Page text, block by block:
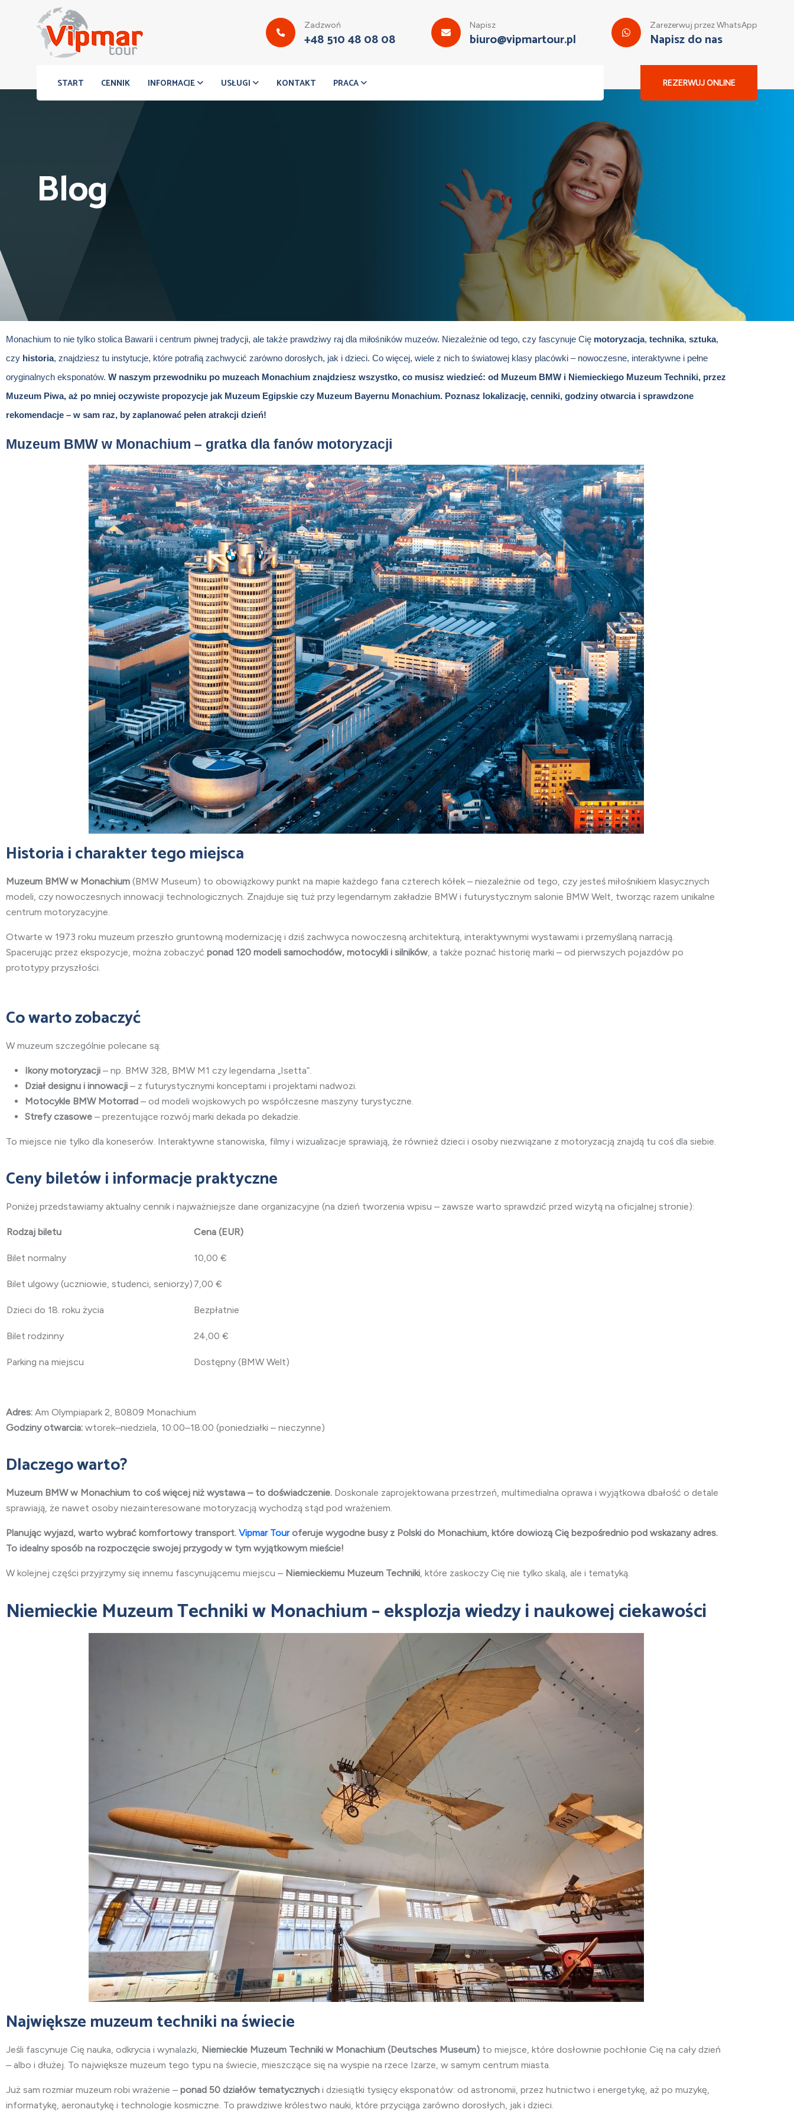
Zadzwoń
+48 510 48 08 08
Napisz
biuro@vipmartour.pl
Zarezerwuj przez WhatsApp
Napisz do nas
START CENNIK INFORMACJE USŁUGI KONTAKT PRACA REZERWUJ ONLINE
Blog
Monachium to nie tylko stolica Bawarii i centrum piwnej tradycji, ale także prawdziwy raj dla miłośników muzeów. Niezależnie od tego, czy fascynuje Cię motoryzacja, technika, sztuka,
czy historia, znajdziesz tu instytucje, które potrafią zachwycić zarówno dorosłych, jak i dzieci. Co więcej, wiele z nich to światowej klasy placówki – nowoczesne, interaktywne i pełne
oryginalnych eksponatów. W naszym przewodniku po muzeach Monachium znajdziesz wszystko, co musisz wiedzieć: od Muzeum BMW i Niemieckiego Muzeum Techniki, przez
Muzeum Piwa, aż po mniej oczywiste propozycje jak Muzeum Egipskie czy Muzeum Bayernu Monachium. Poznasz lokalizację, cenniki, godziny otwarcia i sprawdzone
rekomendacje – w sam raz, by zaplanować pełen atrakcji dzień!
Muzeum BMW w Monachium – gratka dla fanów motoryzacji
Historia i charakter tego miejsca
Muzeum BMW w Monachium (BMW Museum) to obowiązkowy punkt na mapie każdego fana czterech kółek – niezależnie od tego, czy jesteś miłośnikiem klasycznych
modeli, czy nowoczesnych innowacji technologicznych. Znajduje się tuż przy legendarnym zakładzie BMW i futurystycznym salonie BMW Welt, tworząc razem unikalne
centrum motoryzacyjne.
Otwarte w 1973 roku muzeum przeszło gruntowną modernizację i dziś zachwyca nowoczesną architekturą, interaktywnymi wystawami i przemyślaną narracją.
Spacerując przez ekspozycje, można zobaczyć ponad 120 modeli samochodów, motocykli i silników, a także poznać historię marki – od pierwszych pojazdów po
prototypy przyszłości.
Co warto zobaczyć
W muzeum szczególnie polecane są:
Ikony motoryzacji – np. BMW 328, BMW M1 czy legendarna „Isetta”.
Dział designu i innowacji – z futurystycznymi konceptami i projektami nadwozi.
Motocykle BMW Motorrad – od modeli wojskowych po współczesne maszyny turystyczne.
Strefy czasowe – prezentujące rozwój marki dekada po dekadzie.
To miejsce nie tylko dla koneserów. Interaktywne stanowiska, filmy i wizualizacje sprawiają, że również dzieci i osoby niezwiązane z motoryzacją znajdą tu coś dla siebie.
Ceny biletów i informacje praktyczne
Poniżej przedstawiamy aktualny cennik i najważniejsze dane organizacyjne (na dzień tworzenia wpisu – zawsze warto sprawdzić przed wizytą na oficjalnej stronie):
Rodzaj biletu Cena (EUR)
Bilet normalny 10,00 €
Bilet ulgowy (uczniowie, studenci, seniorzy) 7,00 €
Dzieci do 18. roku życia Bezpłatnie
Bilet rodzinny 24,00 €
Parking na miejscu Dostępny (BMW Welt)
Adres: Am Olympiapark 2, 80809 Monachium
Godziny otwarcia: wtorek–niedziela, 10:00–18:00 (poniedziałki – nieczynne)
Dlaczego warto?
Muzeum BMW w Monachium to coś więcej niż wystawa – to doświadczenie. Doskonale zaprojektowana przestrzeń, multimedialna oprawa i wyjątkowa dbałość o detale
sprawiają, że nawet osoby niezainteresowane motoryzacją wychodzą stąd pod wrażeniem.
Planując wyjazd, warto wybrać komfortowy transport. Vipmar Touroferuje wygodne busy z Polski do Monachium, które dowiozą Cię bezpośrednio pod wskazany adres.
To idealny sposób na rozpoczęcie swojej przygody w tym wyjątkowym mieście!
W kolejnej części przyjrzymy się innemu fascynującemu miejscu – Niemieckiemu Muzeum Techniki, które zaskoczy Cię nie tylko skalą, ale i tematyką.
Niemieckie Muzeum Techniki w Monachium – eksplozja wiedzy i naukowej ciekawości
Największe muzeum techniki na świecie
Jeśli fascynuje Cię nauka, odkrycia i wynalazki, Niemieckie Muzeum Techniki w Monachium (Deutsches Museum) to miejsce, które dosłownie pochłonie Cię na cały dzień
– albo i dłużej. To największe muzeum tego typu na świecie, mieszczące się na wyspie na rzece Izarze, w samym centrum miasta.
Już sam rozmiar muzeum robi wrażenie – ponad 50 działów tematycznych i dziesiątki tysięcy eksponatów: od astronomii, przez hutnictwo i energetykę, aż po muzykę,
informatykę, aeronautykę i technologie kosmiczne. To prawdziwe królestwo nauki, które przyciąga zarówno dorosłych, jak i dzieci.